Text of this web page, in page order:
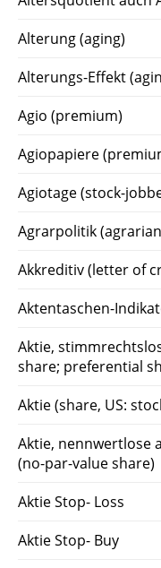
Alterung (aging)
Alterungs-Effekt
Agio (premium)
Agiopapiere
Agiotage (stock-
Agrarpolitik
Akkreditiv (letter of
Aktentaschen-
Aktie,
share; preferential
Aktie (share, US:
Aktie, nennwertlose
(no-par-value share)
Aktie Stop- Loss
Aktie Stop- Buy